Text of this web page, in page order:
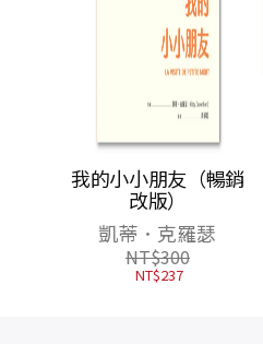
我的小小朋友（暢銷
改版）
凱蒂．克羅瑟
NT$300
NT$237